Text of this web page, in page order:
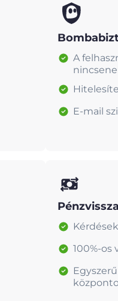
A
E-mail
100%-os